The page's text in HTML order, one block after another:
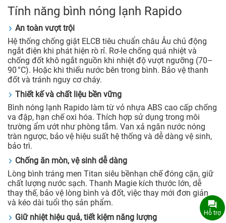
Tính năng bình nóng lạnh Rapido
An toàn vượt trội
Hệ thống chống giật ELCB tiêu chuẩn châu Âu chủ động
ngắt điện khi phát hiện rò rỉ. Rơ-le chống quá nhiệt và
chống đốt khô ngắt nguồn khi nhiệt độ vượt ngưỡng (70–
90 °C). Hoặc khi thiếu nước bên trong bình. Bảo vệ thanh
đốt và tránh nguy cơ cháy.
Thiết kế và chất liệu bền vững
Bình nóng lạnh Rapido làm từ vỏ nhựa ABS cao cấp chống
va đập, hạn chế oxi hóa. Thích hợp sử dụng trong môi
trường ẩm ướt như phòng tắm. Van xả ngăn nước nóng
tràn ngược, bảo vệ hiệu suất hệ thống và dễ dàng vệ sinh,
bảo trì.
Chống ăn mòn, vệ sinh dễ dàng
Lòng bình tráng men Titan siêu bềnhạn chế đóng cặn, giữ
chất lượng nước sạch. Thanh Magie kích thước lớn, dễ
thay thế, bảo vệ lòng bình và đốt, việc thay mới đơn giản
và kéo dài tuổi thọ sản phẩm.
Giữ nhiệt hiệu quả, tiết kiệm năng lượng
Hỗ trợ